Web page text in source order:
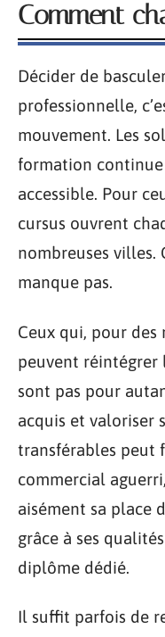
Comment
Décider de
professionnelle,
mouvement. Les
formation continue
accessible. Pour
cursus ouvrent
nombreuses villes.
manque pas.
Ceux qui, pour des
peuvent réintégrer
sont pas pour
acquis et valoriser
transférables peut
commercial
aisément sa place
grâce à ses
diplôme dédié.
Il suffit parfois de